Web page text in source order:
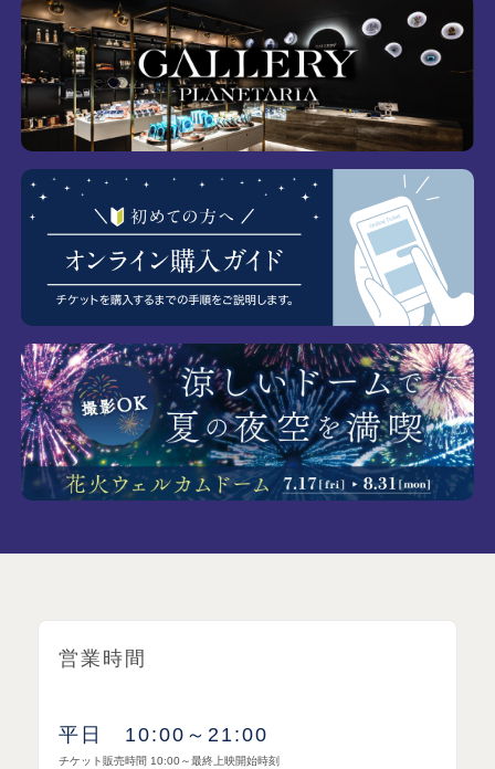
営業時間
平日 10:00～21:00
チケット販売時間 10:00～最終上映開始時刻